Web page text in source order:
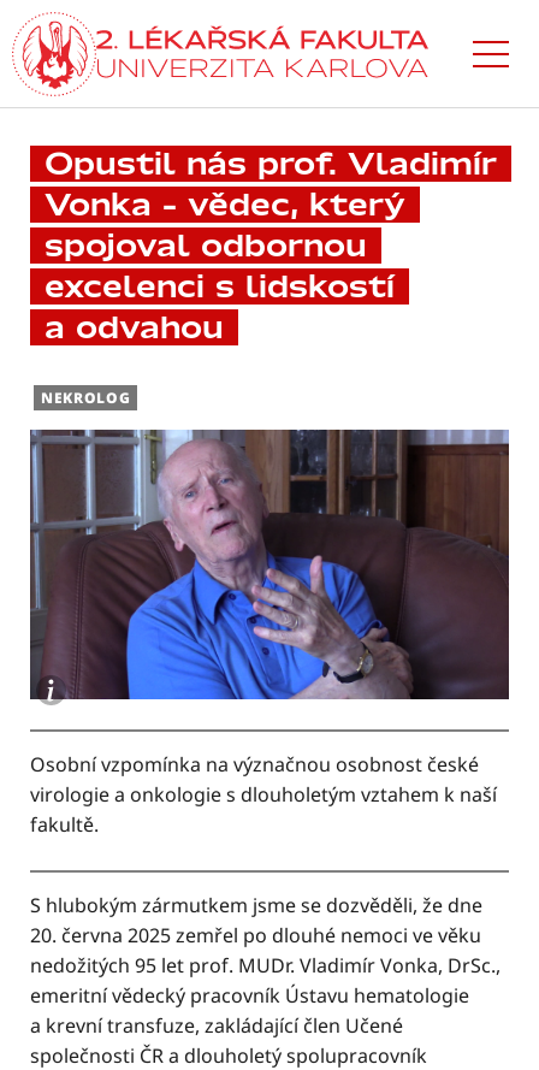
Přejít
k hlavnímu
obsahu
Opustil nás prof. Vladimír
Vonka – vědec, který
spojoval odbornou
excelenci s lidskostí
a odvahou
NEKROLOG
Osobní vzpomínka na význačnou osobnost české
virologie a onkologie s dlouholetým vztahem k naší
fakultě.
S hlubokým zármutkem jsme se dozvěděli, že dne
20. června 2025 zemřel po dlouhé nemoci ve věku
nedožitých 95 let prof. MUDr. Vladimír Vonka, DrSc.,
emeritní vědecký pracovník Ústavu hematologie
a krevní transfuze, zakládající člen Učené
společnosti ČR a dlouholetý spolupracovník